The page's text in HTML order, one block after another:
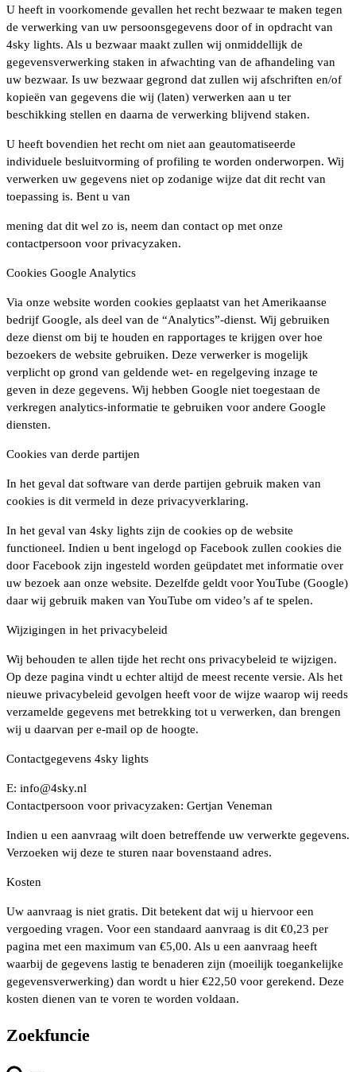
U heeft in voorkomende gevallen het recht bezwaar te maken tegen
de verwerking van uw persoonsgegevens door of in opdracht van
4sky lights. Als u bezwaar maakt zullen wij onmiddellijk de
gegevensverwerking staken in afwachting van de afhandeling van
uw bezwaar. Is uw bezwaar gegrond dat zullen wij afschriften en/of
kopieën van gegevens die wij (laten) verwerken aan u ter
beschikking stellen en daarna de verwerking blijvend staken.
U heeft bovendien het recht om niet aan geautomatiseerde
individuele besluitvorming of profiling te worden onderworpen. Wij
verwerken uw gegevens niet op zodanige wijze dat dit recht van
toepassing is. Bent u van
mening dat dit wel zo is, neem dan contact op met onze
contactpersoon voor privacyzaken.
Cookies Google Analytics
Via onze website worden cookies geplaatst van het Amerikaanse
bedrijf Google, als deel van de “Analytics”-dienst. Wij gebruiken
deze dienst om bij te houden en rapportages te krijgen over hoe
bezoekers de website gebruiken. Deze verwerker is mogelijk
verplicht op grond van geldende wet- en regelgeving inzage te
geven in deze gegevens. Wij hebben Google niet toegestaan de
verkregen analytics-informatie te gebruiken voor andere Google
diensten.
Cookies van derde partijen
In het geval dat software van derde partijen gebruik maken van
cookies is dit vermeld in deze privacyverklaring.
In het geval van 4sky lights zijn de cookies op de website
functioneel. Indien u bent ingelogd op Facebook zullen cookies die
door Facebook zijn ingesteld worden geüpdatet met informatie over
uw bezoek aan onze website. Dezelfde geldt voor YouTube (Google)
daar wij gebruik maken van YouTube om video’s af te spelen.
Wijzigingen in het privacybeleid
Wij behouden te allen tijde het recht ons privacybeleid te wijzigen.
Op deze pagina vindt u echter altijd de meest recente versie. Als het
nieuwe privacybeleid gevolgen heeft voor de wijze waarop wij reeds
verzamelde gegevens met betrekking tot u verwerken, dan brengen
wij u daarvan per e-mail op de hoogte.
Contactgegevens 4sky lights
E: info@4sky.nl
Contactpersoon voor privacyzaken: Gertjan Veneman
Indien u een aanvraag wilt doen betreffende uw verwerkte gegevens.
Verzoeken wij deze te sturen naar bovenstaand adres.
Kosten
Uw aanvraag is niet gratis. Dit betekent dat wij u hiervoor een
vergoeding vragen. Voor een standaard aanvraag is dit €0,23 per
pagina met een maximum van €5,00. Als u een aanvraag heeft
waarbij de gegevens lastig te benaderen zijn (moeilijk toegankelijke
gegevensverwerking) dan wordt u hier €22,50 voor gerekend. Deze
kosten dienen van te voren te worden voldaan.
Zoekfuncie